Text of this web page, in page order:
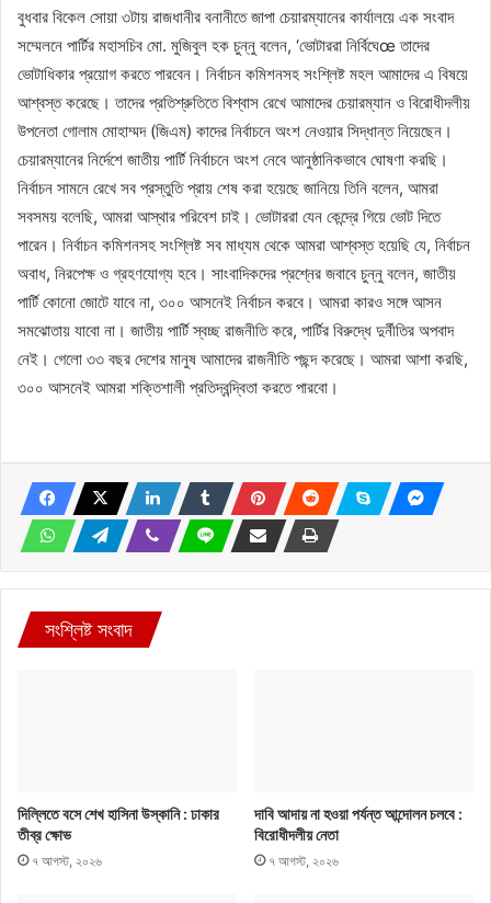
বুধবার বিকেল সোয়া ৩টায় রাজধানীর বনানীতে জাপা চেয়ারম্যানের কার্যালয়ে এক সংবাদ
সম্মেলনে পার্টির মহাসচিব মো. মুজিবুল হক চুন্নু বলেন, ‘ভোটাররা নির্বিঘেœ তাদের
ভোটাধিকার প্রয়োগ করতে পারবেন। নির্বাচন কমিশনসহ সংশ্লিষ্ট মহল আমাদের এ বিষয়ে
আশ্বস্ত করেছে। তাদের প্রতিশ্রুতিতে বিশ্বাস রেখে আমাদের চেয়ারম্যান ও বিরোধীদলীয়
উপনেতা গোলাম মোহাম্মদ (জিএম) কাদের নির্বাচনে অংশ নেওয়ার সিদ্ধান্ত নিয়েছেন।
চেয়ারম্যানের নির্দেশে জাতীয় পার্টি নির্বাচনে অংশ নেবে আনুষ্ঠানিকভাবে ঘোষণা করছি।
নির্বাচন সামনে রেখে সব প্রস্তুতি প্রায় শেষ করা হয়েছে জানিয়ে তিনি বলেন, আমরা
সবসময় বলেছি, আমরা আস্থার পরিবেশ চাই। ভোটাররা যেন কেন্দ্রে গিয়ে ভোট দিতে
পারেন। নির্বাচন কমিশনসহ সংশ্লিষ্ট সব মাধ্যম থেকে আমরা আশ্বস্ত হয়েছি যে, নির্বাচন
অবাধ, নিরপেক্ষ ও গ্রহণযোগ্য হবে। সাংবাদিকদের প্রশ্নের জবাবে চুন্নু বলেন, জাতীয়
পার্টি কোনো জোটে যাবে না, ৩০০ আসনেই নির্বাচন করবে। আমরা কারও সঙ্গে আসন
সমঝোতায় যাবো না। জাতীয় পার্টি স্বচ্ছ রাজনীতি করে, পার্টির বিরুদ্ধে দুর্নীতির অপবাদ
নেই। গেলো ৩৩ বছর দেশের মানুষ আমাদের রাজনীতি পছন্দ করেছে। আমরা আশা করছি,
৩০০ আসনেই আমরা শক্তিশালী প্রতিদ্বন্দ্বিতা করতে পারবো।
সংশ্লিষ্ট সংবাদ
দিল্লিতে বসে শেখ হাসিনা উস্কানি : ঢাকার
তীব্র ক্ষোভ
৭ আগস্ট, ২০২৬
দাবি আদায় না হওয়া পর্যন্ত আন্দোলন চলবে :
বিরোধীদলীয় নেতা
৭ আগস্ট, ২০২৬